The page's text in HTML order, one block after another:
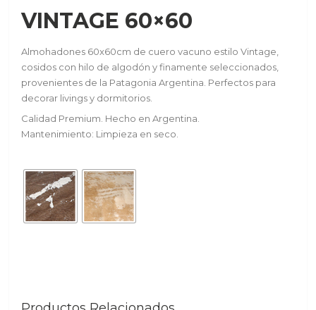
VINTAGE 60×60
Almohadones 60x60cm de cuero vacuno estilo Vintage,
cosidos con hilo de algodón y finamente seleccionados,
provenientes de la Patagonia Argentina. Perfectos para
decorar livings y dormitorios.
Calidad Premium. Hecho en Argentina.
Mantenimiento: Limpieza en seco.